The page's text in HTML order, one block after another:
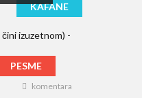
KAFANE
PESME
komentara